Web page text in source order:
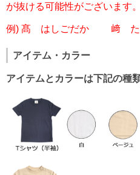
が抜ける可能性がございます。
例) 髙 はしごだか 﨑 た
アイテム・カラー
アイテムとカラーは下記の種